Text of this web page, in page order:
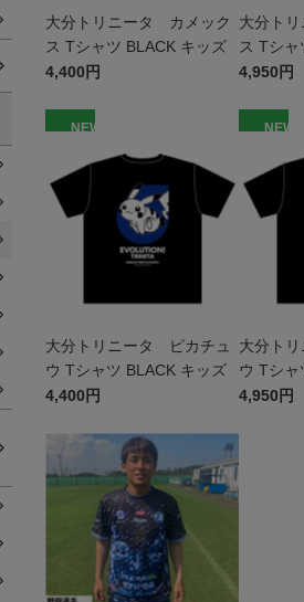
大分トリニータ カメック
ス Tシャツ BLACK キッズ
4,400円
大分ト
ス Tシャ
4,950円
NEW
大分トリニータ ピカチュ
ウ Tシャツ BLACK キッズ
4,400円
NEW
大分ト
ウ Tシャ
4,950円